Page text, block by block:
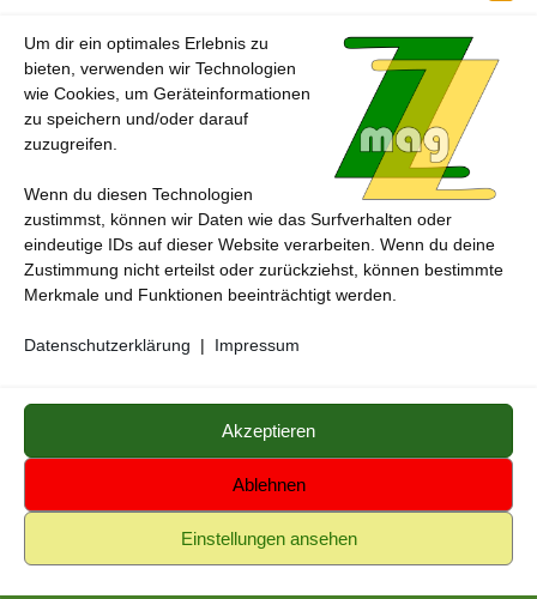
Um dir ein optimales Erlebnis zu
bieten, verwenden wir Technologien
wie Cookies, um Geräteinformationen
zu speichern und/oder darauf
zuzugreifen.
Wenn du diesen Technologien
zustimmst, können wir Daten wie das Surfverhalten oder
eindeutige IDs auf dieser Website verarbeiten. Wenn du deine
Zustimmung nicht erteilst oder zurückziehst, können bestimmte
Merkmale und Funktionen beeinträchtigt werden.
Datenschutzerklärung | Impressum
Akzeptieren
Ablehnen
Einstellungen ansehen
22. JANUAR 2024
Medienangebotes sind durch die Marken- und Urheberechte der
jeweiligen Rechteinhaber geschützt, und dienen lediglich der
Berichterstattung und Verdeutlichung der hier veröffentlichten Inhalte